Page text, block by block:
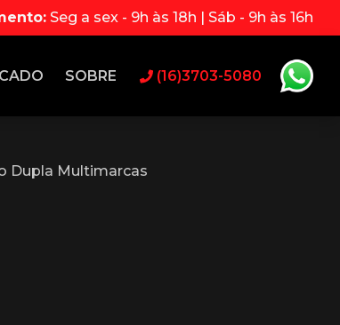
Seg a sex - 9h às 18h | Sáb - 9h às 16h
SOBRE (16)3703-5080
Dupla Multimarcas